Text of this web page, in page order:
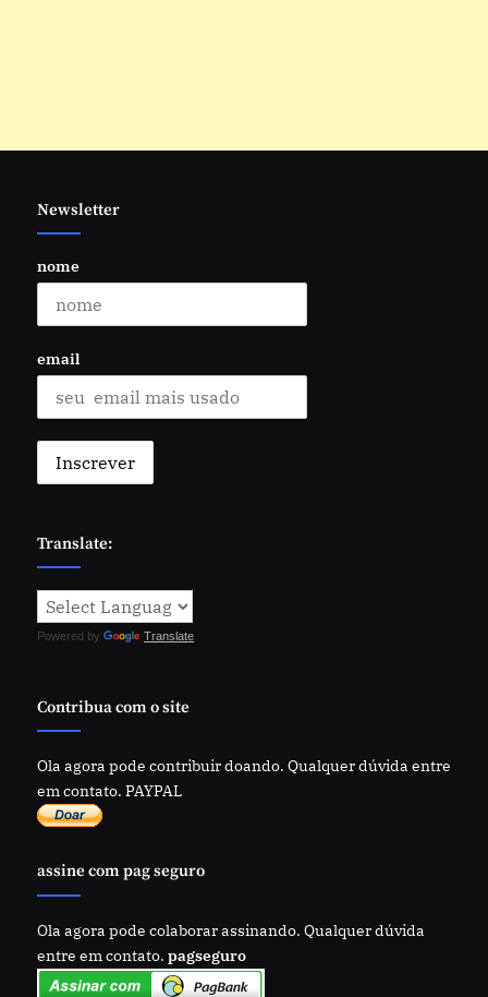
Newsletter
nome
email
Translate:
Powered by Translate
Contribua com o site
Ola agora pode contribuir doando. Qualquer dúvida entre
em contato. PAYPAL
assine com pag seguro
Ola agora pode colaborar assinando. Qualquer dúvida
entre em contato. pagseguro